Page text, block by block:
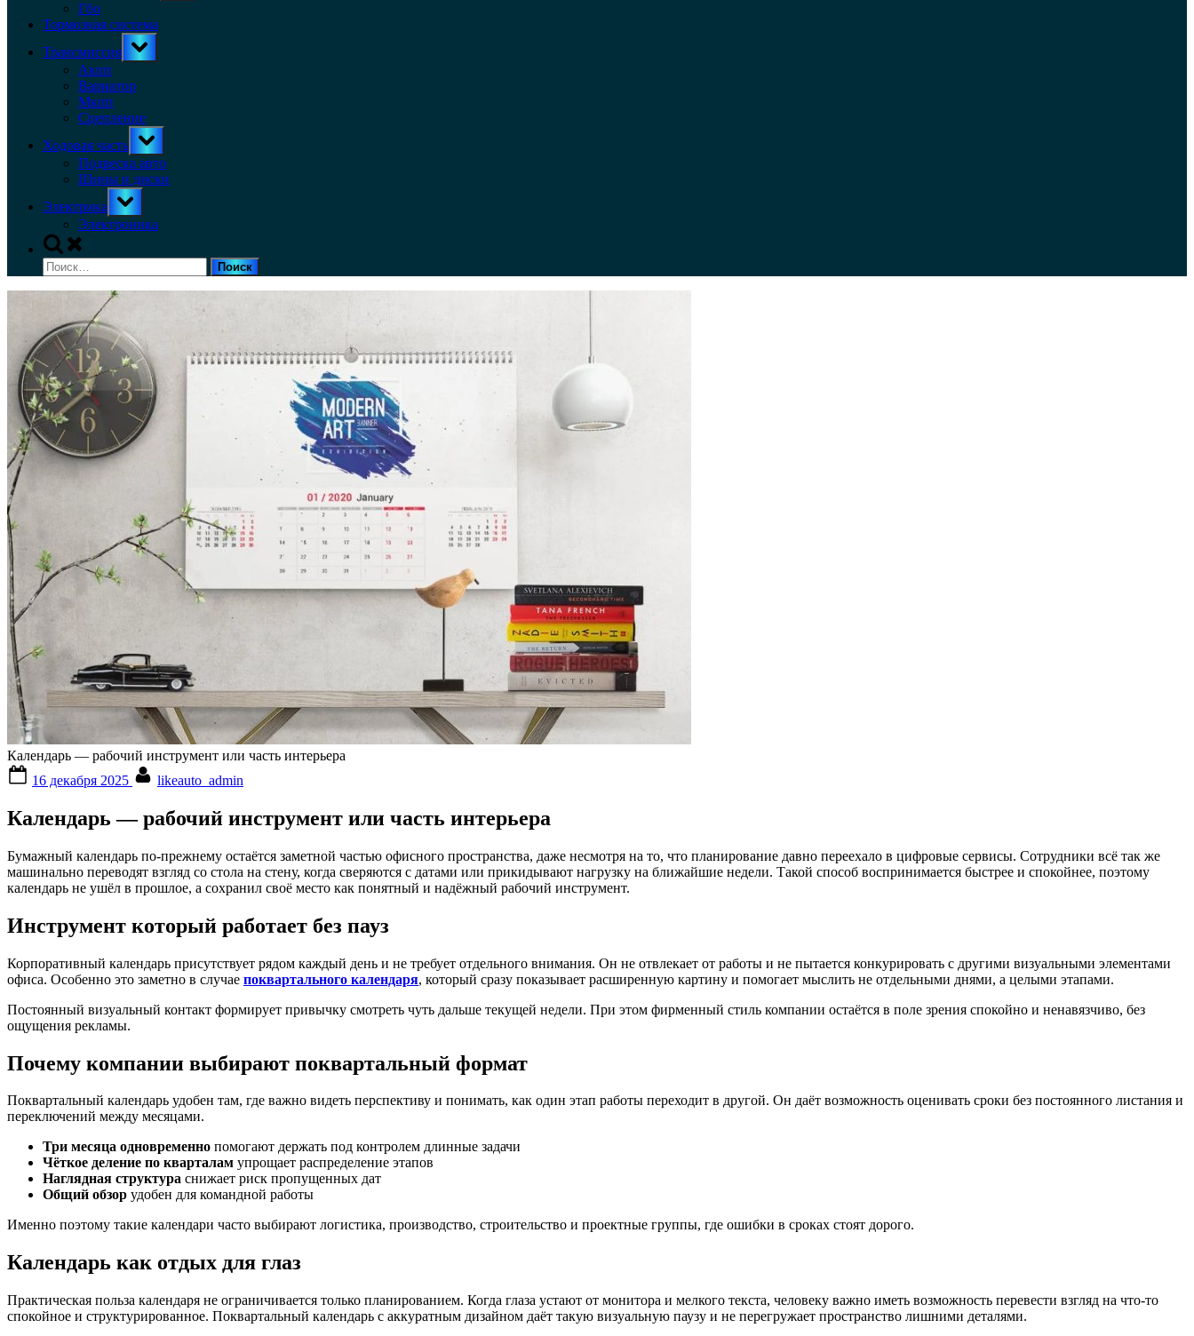
Гбо
Тормозная система
Трансмиссия
Toggle
sub-
Акпп
Вариатор
Мкпп
Сцепление
Ходовая часть
Toggle
sub-
menu
Подвеска авто
Шины и диски
Электрика
Toggle
sub-
menu
Электроника
Toggle
search
form
Найти:
Календарь — рабочий инструмент или часть интерьера
on
16 декабря 2025 likeauto_admin
Календарь — рабочий инструмент или часть интерьера
Бумажный календарь по-прежнему остаётся заметной частью офисного пространства, даже несмотря на то, что планирование давно переехало в цифровые сервисы. Сотрудники всё так же
машинально переводят взгляд со стола на стену, когда сверяются с датами или прикидывают нагрузку на ближайшие недели. Такой способ воспринимается быстрее и спокойнее, поэтому
календарь не ушёл в прошлое, а сохранил своё место как понятный и надёжный рабочий инструмент.
Инструмент который работает без пауз
Корпоративный календарь присутствует рядом каждый день и не требует отдельного внимания. Он не отвлекает от работы и не пытается конкурировать с другими визуальными элементами
офиса. Особенно это заметно в случае поквартального календаря, который сразу показывает расширенную картину и помогает мыслить не отдельными днями, а целыми этапами.
Постоянный визуальный контакт формирует привычку смотреть чуть дальше текущей недели. При этом фирменный стиль компании остаётся в поле зрения спокойно и ненавязчиво, без
ощущения рекламы.
Почему компании выбирают поквартальный формат
Поквартальный календарь удобен там, где важно видеть перспективу и понимать, как один этап работы переходит в другой. Он даёт возможность оценивать сроки без постоянного листания и
переключений между месяцами.
Три месяца одновременно помогают держать под контролем длинные задачи
Чёткое деление по кварталам упрощает распределение этапов
Наглядная структура снижает риск пропущенных дат
Общий обзор удобен для командной работы
Именно поэтому такие календари часто выбирают логистика, производство, строительство и проектные группы, где ошибки в сроках стоят дорого.
Календарь как отдых для глаз
Практическая польза календаря не ограничивается только планированием. Когда глаза устают от монитора и мелкого текста, человеку важно иметь возможность перевести взгляд на что-то
спокойное и структурированное. Поквартальный календарь с аккуратным дизайном даёт такую визуальную паузу и не перегружает пространство лишними деталями.